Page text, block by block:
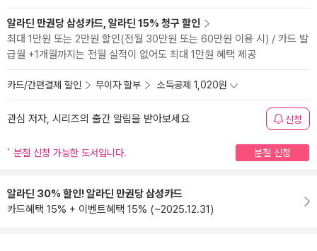
알라딘 만권당 삼성카드, 알라딘 15% 청구 할인
최대 1만원 또는 2만원 할인(전월 30만원 또는 60만원 이용 시) / 카드 발
급월 +1개월까지는 전월 실적이 없어도 최대 1만원 혜택 제공
카드/간편결제 할인 무이자 할부 소득공제 1,020원
관심 저자, 시리즈의 출간 알림을 받아보세요 신청
분철 신청 가능한 도서입니다. 분철 신청
알라딘 30% 할인! 알라딘 만권당 삼성카드
카드혜택 15% + 이벤트혜택 15% (~2025.12.31)